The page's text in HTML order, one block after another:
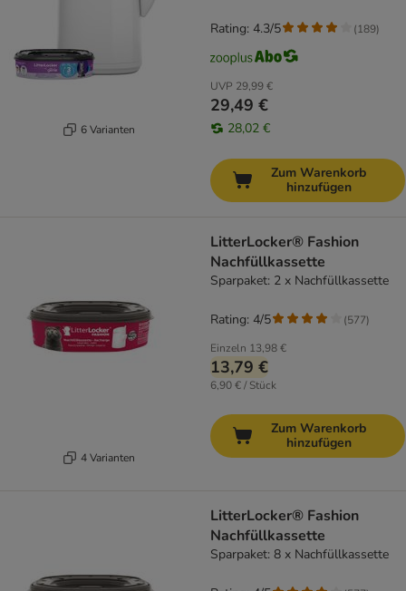
6 Varianten
UVP 29,99 €
29,49 €
28,02 €
Rating: 4.3/5 (189)
Zum Warenkorb
hinzufügen
4 Varianten
LitterLocker® Fashion
Nachfüllkassette
Sparpaket: 2 x Nachfüllkassette
Einzeln 13,98 €
13,79 €
6,90 € / Stück
Rating: 4/5 (577)
Zum Warenkorb
hinzufügen
LitterLocker® Fashion
Nachfüllkassette
Sparpaket: 8 x Nachfüllkassette